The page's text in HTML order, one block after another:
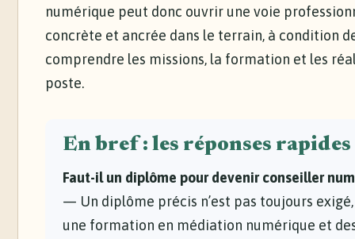
numérique peut donc ouvrir une voie
concrète et ancrée dans le terrain, à condition
comprendre les missions, la formation et les
poste.
En bref : les réponses rapides
Faut-il un diplôme pour devenir conseiller
— Un diplôme précis n’est pas toujours
une formation en médiation numérique et